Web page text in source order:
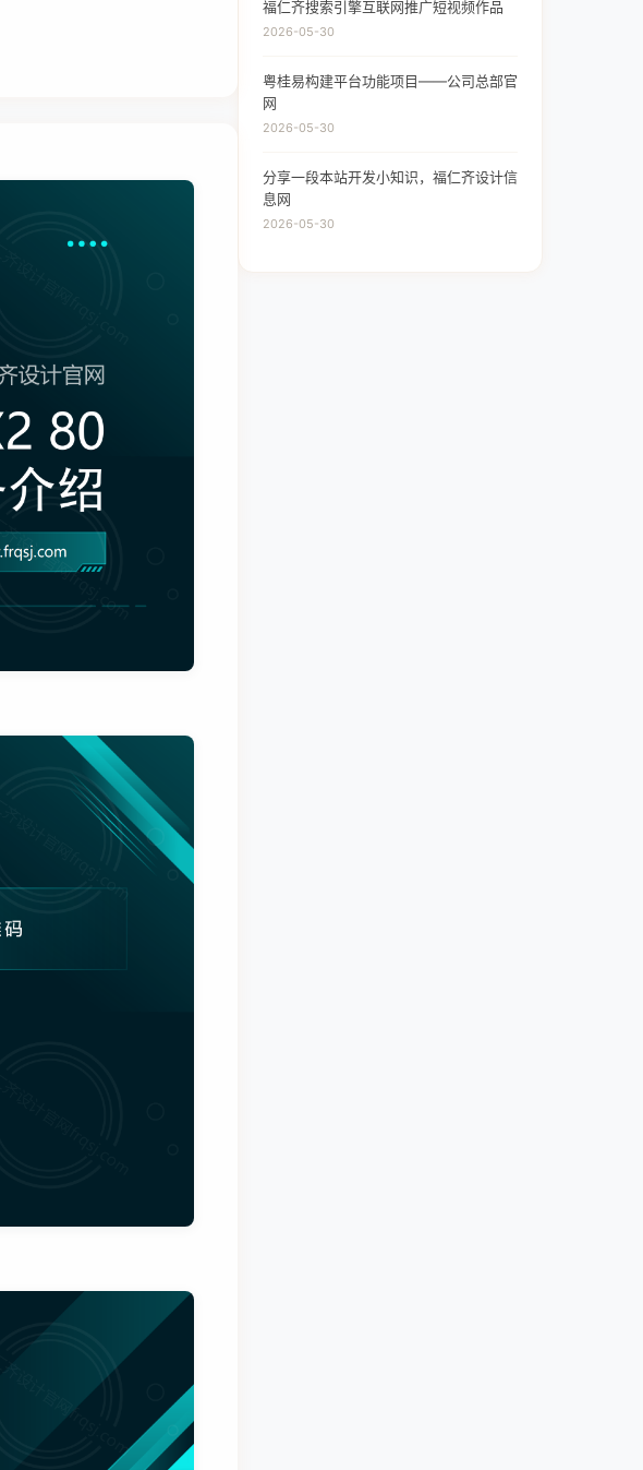
福仁齐搜索引擎互联网推广短视频作品
2026-05-30
粤桂易构建平台功能项目——公司总部官
网
2026-05-30
分享一段本站开发小知识，福仁齐设计信
息网
2026-05-30